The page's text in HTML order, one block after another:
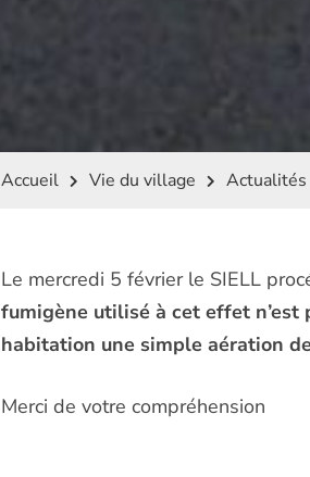
Accueil Vie du village Actualités
Le mercredi 5 février le SIELL
fumigène utilisé à cet effet n’est
habitation une simple aération
Merci de votre compréhension